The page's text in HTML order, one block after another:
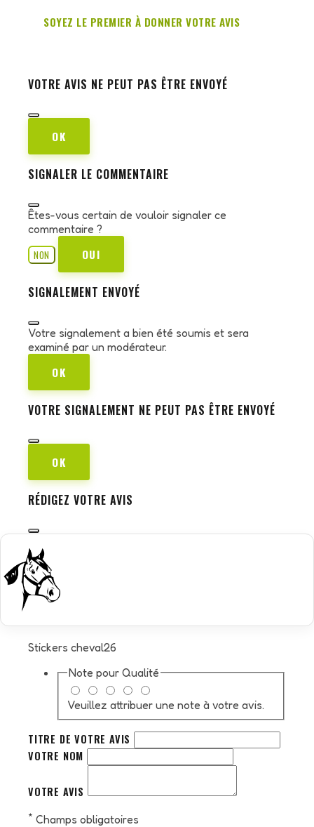
SOYEZ LE PREMIER À DONNER VOTRE AVIS
VOTRE AVIS NE PEUT PAS ÊTRE ENVOYÉ
OK
SIGNALER LE COMMENTAIRE
Êtes-vous certain de vouloir signaler ce
commentaire ?
NON
OUI
SIGNALEMENT ENVOYÉ
Votre signalement a bien été soumis et sera
examiné par un modérateur.
OK
VOTRE SIGNALEMENT NE PEUT PAS ÊTRE ENVOYÉ
OK
RÉDIGEZ VOTRE AVIS
Stickers cheval26
Note pour Qualité
Veuillez attribuer une note à votre avis.
TITRE DE VOTRE AVIS
VOTRE NOM
VOTRE AVIS
* Champs obligatoires